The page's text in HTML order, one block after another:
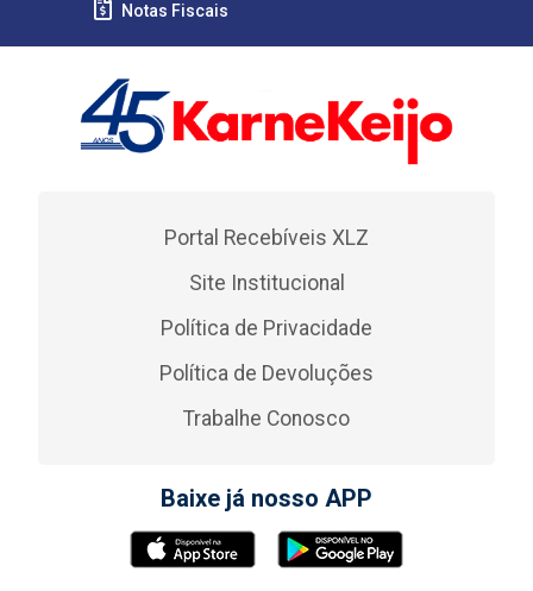
Notas Fiscais
Portal Recebíveis XLZ
Site Institucional
Política de Privacidade
Política de Devoluções
Trabalhe Conosco
Baixe já nosso APP